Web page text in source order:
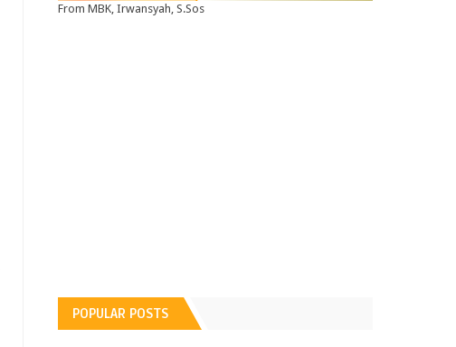
From MBK, Irwansyah, S.Sos
POPULAR POSTS